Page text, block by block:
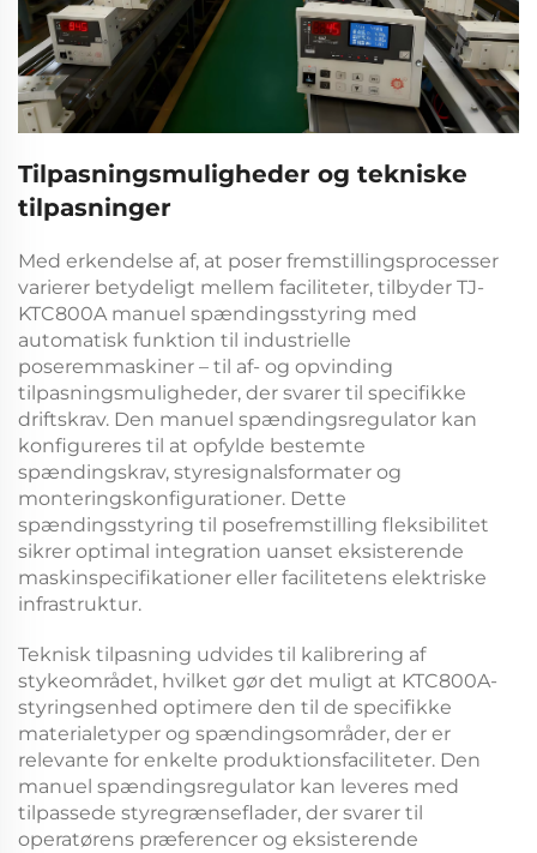
Tilpasningsmuligheder og tekniske
tilpasninger
Med erkendelse af, at poser fremstillingsprocesser
varierer betydeligt mellem faciliteter, tilbyder TJ-
KTC800A manuel spændingsstyring med
automatisk funktion til industrielle
poseremmaskiner – til af- og opvinding
tilpasningsmuligheder, der svarer til specifikke
driftskrav. Den manuel spændingsregulator kan
konfigureres til at opfylde bestemte
spændingskrav, styresignalsformater og
monteringskonfigurationer. Dette
spændingsstyring til posefremstilling fleksibilitet
sikrer optimal integration uanset eksisterende
maskinspecifikationer eller facilitetens elektriske
infrastruktur.
Teknisk tilpasning udvides til kalibrering af
stykeområdet, hvilket gør det muligt at KTC800A-
styringsenhed optimere den til de specifikke
materialetyper og spændingsområder, der er
relevante for enkelte produktionsfaciliteter. Den
manuel spændingsregulator kan leveres med
tilpassede styregrænseflader, der svarer til
operatørens præferencer og eksisterende